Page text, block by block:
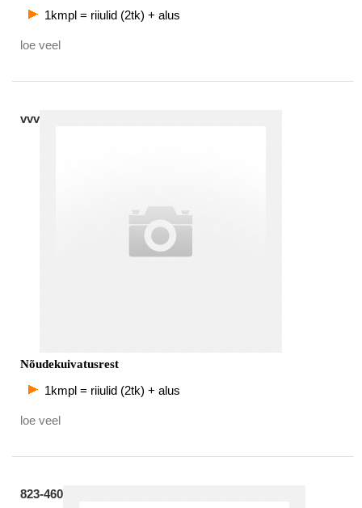
1kmpl = riiulid (2tk) + alus
loe veel
vvv
Nõudekuivatusrest
1kmpl = riiulid (2tk) + alus
loe veel
823-460